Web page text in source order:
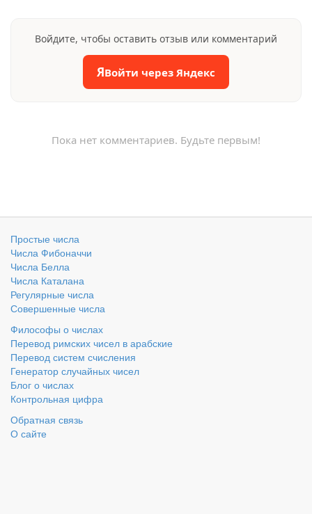
Войдите, чтобы оставить отзыв или комментарий
ЯВойти через Яндекс
Пока нет комментариев. Будьте первым!
Простые числа
Числа Фибоначчи
Числа Белла
Числа Каталана
Регулярные числа
Совершенные числа
Философы о числах
Перевод римских чисел в арабские
Перевод систем счисления
Генератор случайных чисел
Блог о числах
Контрольная цифра
Обратная связь
О сайте